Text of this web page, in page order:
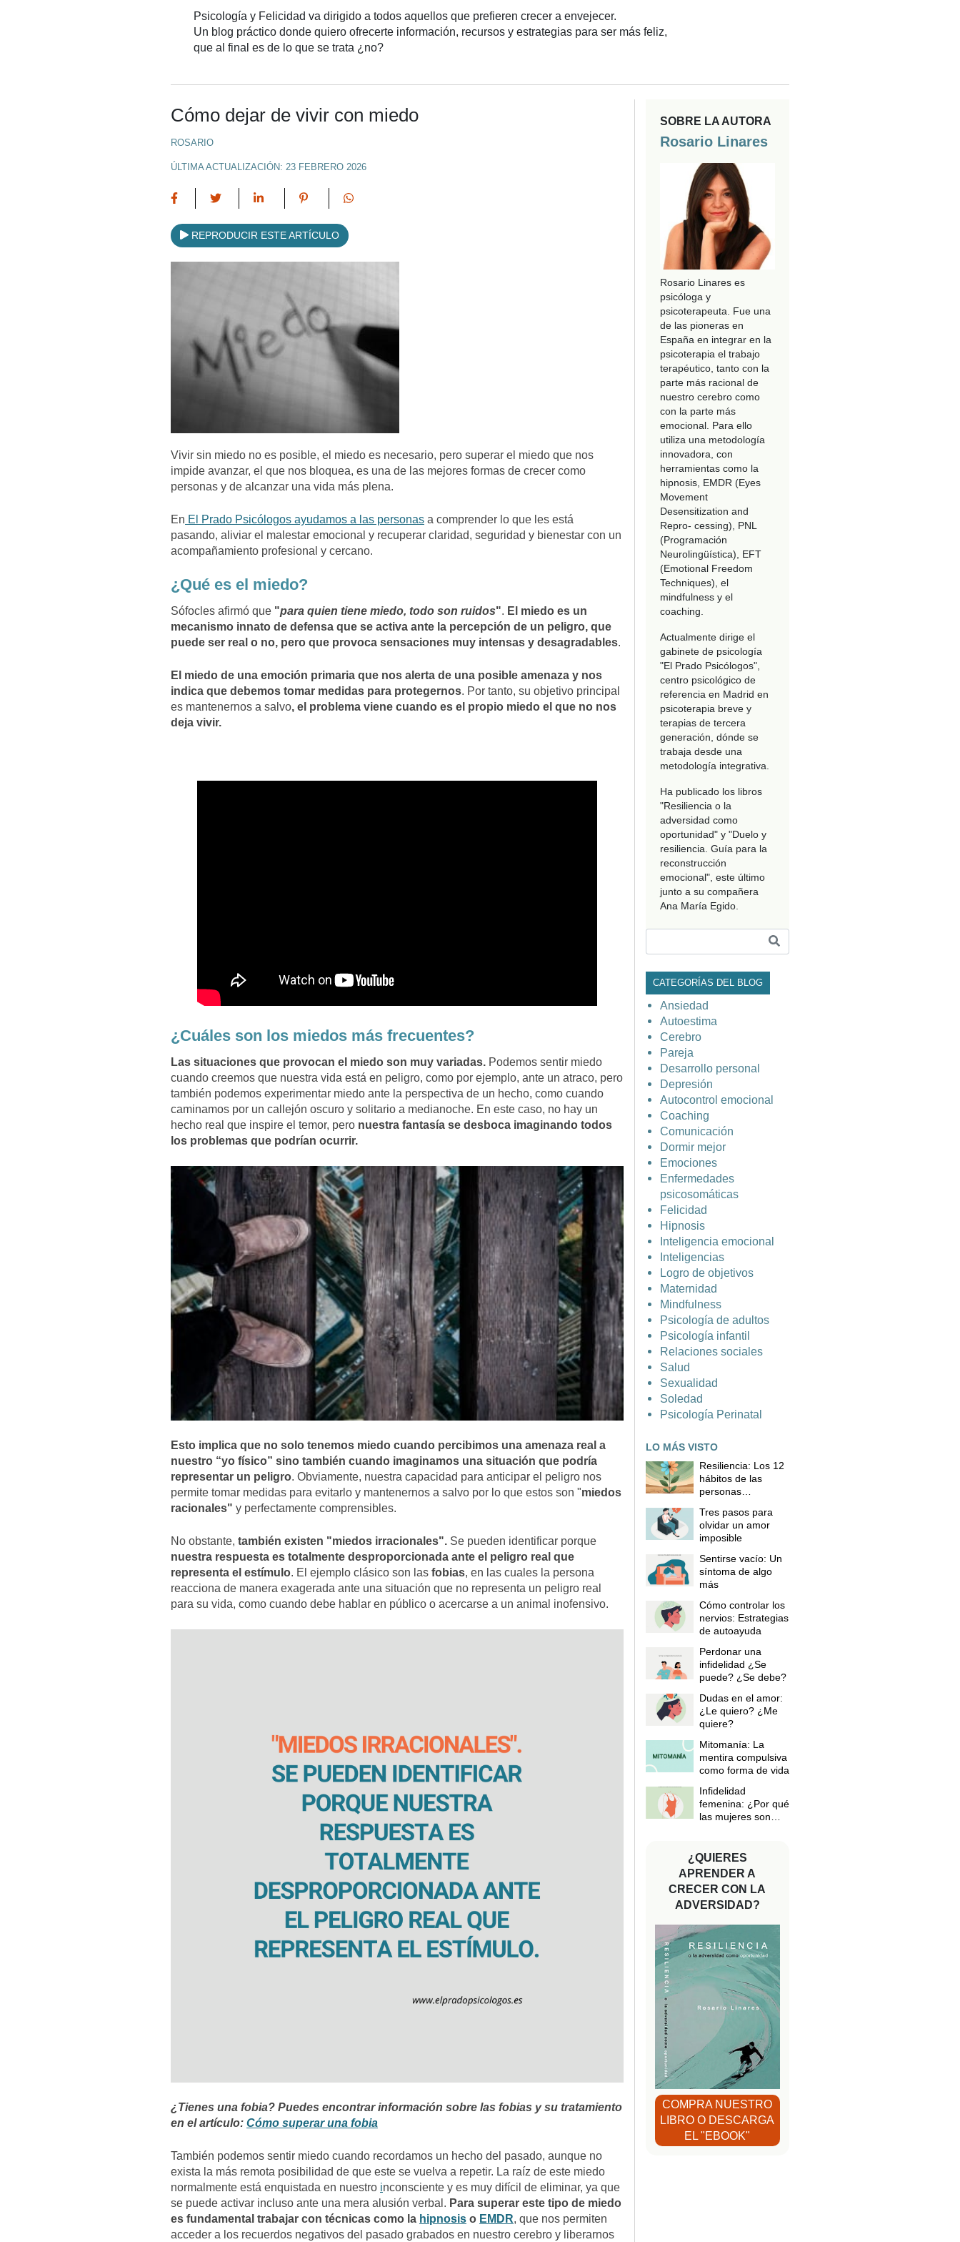
Psicología y Felicidad va dirigido a todos aquellos que prefieren crecer a envejecer.
Un blog práctico donde quiero ofrecerte información, recursos y estrategias para ser más feliz,
que al final es de lo que se trata ¿no?
Cómo dejar de vivir con miedo
ROSARIO
ÚLTIMA ACTUALIZACIÓN: 23 FEBRERO 2026
REPRODUCIR ESTE ARTÍCULO
Vivir sin miedo no es posible, el miedo es necesario, pero superar el miedo que nos
impide avanzar, el que nos bloquea, es una de las mejores formas de crecer como
personas y de alcanzar una vida más plena.
En El Prado Psicólogos ayudamos a las personas a comprender lo que les está
pasando, aliviar el malestar emocional y recuperar claridad, seguridad y bienestar con un
acompañamiento profesional y cercano.
¿Qué es el miedo?
Sófocles afirmó que "para quien tiene miedo, todo son ruidos". El miedo es un
mecanismo innato de defensa que se activa ante la percepción de un peligro, que
puede ser real o no, pero que provoca sensaciones muy intensas y desagradables.
El miedo de una emoción primaria que nos alerta de una posible amenaza y nos
indica que debemos tomar medidas para protegernos. Por tanto, su objetivo principal
es mantenernos a salvo, el problema viene cuando es el propio miedo el que no nos
deja vivir.
¿Cuáles son los miedos más frecuentes?
Las situaciones que provocan el miedo son muy variadas. Podemos sentir miedo
cuando creemos que nuestra vida está en peligro, como por ejemplo, ante un atraco, pero
también podemos experimentar miedo ante la perspectiva de un hecho, como cuando
caminamos por un callejón oscuro y solitario a medianoche. En este caso, no hay un
hecho real que inspire el temor, pero nuestra fantasía se desboca imaginando todos
los problemas que podrían ocurrir.
Esto implica que no solo tenemos miedo cuando percibimos una amenaza real a
nuestro “yo físico” sino también cuando imaginamos una situación que podría
representar un peligro. Obviamente, nuestra capacidad para anticipar el peligro nos
permite tomar medidas para evitarlo y mantenernos a salvo por lo que estos son "miedos
racionales" y perfectamente comprensibles.
No obstante, también existen "miedos irracionales". Se pueden identificar porque
nuestra respuesta es totalmente desproporcionada ante el peligro real que
representa el estímulo. El ejemplo clásico son las fobias, en las cuales la persona
reacciona de manera exagerada ante una situación que no representa un peligro real
para su vida, como cuando debe hablar en público o acercarse a un animal inofensivo.
¿Tienes una fobia? Puedes encontrar información sobre las fobias y su tratamiento
en el artículo: Cómo superar una fobia
También podemos sentir miedo cuando recordamos un hecho del pasado, aunque no
exista la más remota posibilidad de que este se vuelva a repetir. La raíz de este miedo
normalmente está enquistada en nuestro inconsciente y es muy difícil de eliminar, ya que
se puede activar incluso ante una mera alusión verbal. Para superar este tipo de miedo
es fundamental trabajar con técnicas como la hipnosis o EMDR, que nos permiten
acceder a los recuerdos negativos del pasado grabados en nuestro cerebro y liberarnos
SOBRE LA AUTORA
Rosario Linares
Rosario Linares es
psicóloga y
psicoterapeuta. Fue una
de las pioneras en
España en integrar en la
psicoterapia el trabajo
terapéutico, tanto con la
parte más racional de
nuestro cerebro como
con la parte más
emocional. Para ello
utiliza una metodología
innovadora, con
herramientas como la
hipnosis, EMDR (Eyes
Movement
Desensitization and
Repro- cessing), PNL
(Programación
Neurolingüística), EFT
(Emotional Freedom
Techniques), el
mindfulness y el
coaching.
Actualmente dirige el
gabinete de psicología
"El Prado Psicólogos",
centro psicológico de
referencia en Madrid en
psicoterapia breve y
terapias de tercera
generación, dónde se
trabaja desde una
metodología integrativa.
Ha publicado los libros
"Resiliencia o la
adversidad como
oportunidad" y "Duelo y
resiliencia. Guía para la
reconstrucción
emocional", este último
junto a su compañera
Ana María Egido.
CATEGORÍAS DEL BLOG
Ansiedad
Autoestima
Cerebro
Pareja
Desarrollo personal
Depresión
Autocontrol emocional
Coaching
Comunicación
Dormir mejor
Emociones
Enfermedades
psicosomáticas
Felicidad
Hipnosis
Inteligencia emocional
Inteligencias
Logro de objetivos
Maternidad
Mindfulness
Psicología de adultos
Psicología infantil
Relaciones sociales
Salud
Sexualidad
Soledad
Psicología Perinatal
LO MÁS VISTO
Resiliencia: Los 12
hábitos de las
personas
Tres pasos para
olvidar un amor
imposible
Sentirse vacío: Un
síntoma de algo
más
Cómo controlar los
nervios: Estrategias
de autoayuda
Perdonar una
infidelidad ¿Se
puede? ¿Se debe?
Dudas en el amor:
¿Le quiero? ¿Me
quiere?
Mitomanía: La
mentira compulsiva
como forma de vida
Infidelidad
femenina: ¿Por qué
las mujeres son
¿QUIERES
APRENDER A
CRECER CON LA
ADVERSIDAD?
COMPRA NUESTRO
LIBRO O DESCARGA
EL "EBOOK"